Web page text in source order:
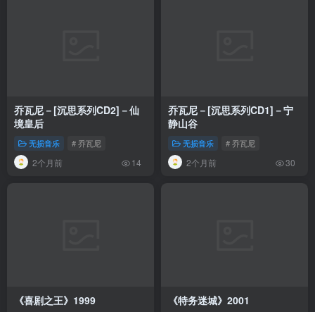
乔瓦尼－[沉思系列CD2]－仙
境皇后
无损音乐 # 乔瓦尼
2个月前 14
乔瓦尼－[沉思系列CD1]－宁
静山谷
无损音乐 # 乔瓦尼
2个月前 30
《喜剧之王》1999 《特务迷城》2001